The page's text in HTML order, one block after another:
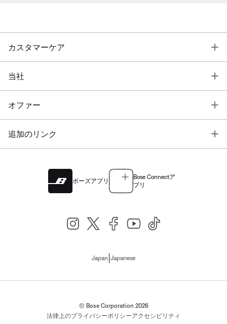
カスタマーケア
当社
オファー
追加のリンク
ボーズアプリ
Bose Connectア
プリ
Japan Japanese
© Bose Corporation 2026
法律上のプライバシーポリシーアクセシビリティ